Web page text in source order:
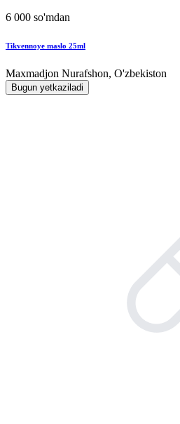
6 000 so'mdan
Tikvennoye maslo 25ml
Maxmadjon Nurafshon, O'zbekiston
Bugun yetkaziladi